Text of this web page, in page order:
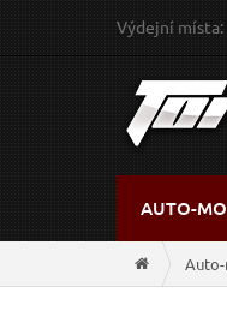
Výdejní místa:
AUTO-